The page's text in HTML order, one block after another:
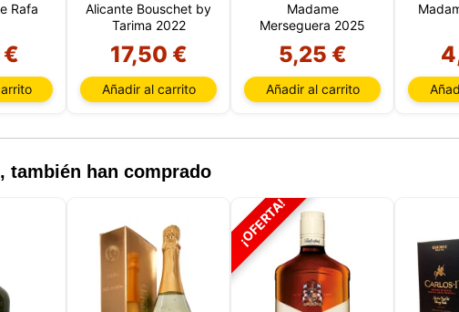
Rafa
€
Alicante Bouschet by
Tarima 2022
17,50 €
Añadir al carrito
Madame
Merseguera 2025
5,25 €
Añadir al carrito
también han comprado
¡OFERTA!
Este sitio web utiliza cookies
sitio web utiliza cookies capaces de leer, almacenar y escribir
en su navegador y en su dispositivo. La información
estas tecnologías incluye datos relacionados con su cuenta de
pueden incluir identificadores personales (por ejemplo, dirección IP
mejorar nuestro sitio web y, por último, con fines de marketing.
rechazar todo tratamiento no esencial eligiendo aceptar solo las
que nos permite utilizar en su sesión.